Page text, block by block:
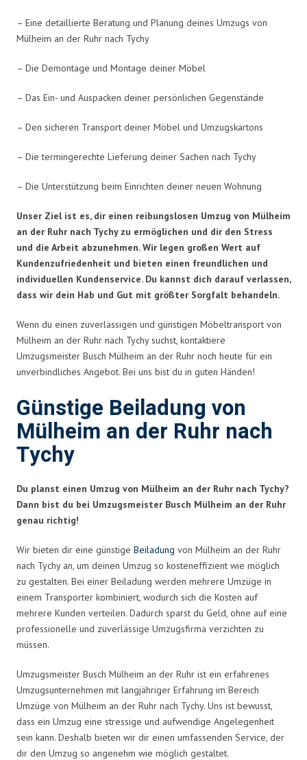
– Eine detaillierte Beratung und Planung deines Umzugs von
Mülheim an der Ruhr nach Tychy
– Die Demontage und Montage deiner Möbel
– Das Ein- und Auspacken deiner persönlichen Gegenstände
– Den sicheren Transport deiner Möbel und Umzugskartons
– Die termingerechte Lieferung deiner Sachen nach Tychy
– Die Unterstützung beim Einrichten deiner neuen Wohnung
Unser Ziel ist es, dir einen reibungslosen Umzug von Mülheim
an der Ruhr nach Tychy zu ermöglichen und dir den Stress
und die Arbeit abzunehmen. Wir legen großen Wert auf
Kundenzufriedenheit und bieten einen freundlichen und
individuellen Kundenservice. Du kannst dich darauf verlassen,
dass wir dein Hab und Gut mit größter Sorgfalt behandeln.
Wenn du einen zuverlässigen und günstigen Möbeltransport von
Mülheim an der Ruhr nach Tychy suchst, kontaktiere
Umzugsmeister Busch Mülheim an der Ruhr noch heute für ein
unverbindliches Angebot. Bei uns bist du in guten Händen!
Günstige Beiladung von
Mülheim an der Ruhr nach
Tychy
Du planst einen Umzug von Mülheim an der Ruhr nach Tychy?
Dann bist du bei Umzugsmeister Busch Mülheim an der Ruhr
genau richtig!
Wir bieten dir eine günstige Beiladung von Mülheim an der Ruhr
nach Tychy an, um deinen Umzug so kosteneffizient wie möglich
zu gestalten. Bei einer Beiladung werden mehrere Umzüge in
einem Transporter kombiniert, wodurch sich die Kosten auf
mehrere Kunden verteilen. Dadurch sparst du Geld, ohne auf eine
professionelle und zuverlässige Umzugsfirma verzichten zu
müssen.
Umzugsmeister Busch Mülheim an der Ruhr ist ein erfahrenes
Umzugsunternehmen mit langjähriger Erfahrung im Bereich
Umzüge von Mülheim an der Ruhr nach Tychy. Uns ist bewusst,
dass ein Umzug eine stressige und aufwendige Angelegenheit
sein kann. Deshalb bieten wir dir einen umfassenden Service, der
dir den Umzug so angenehm wie möglich gestaltet.